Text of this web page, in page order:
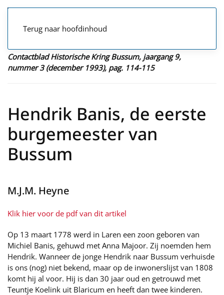
Terug naar hoofdinhoud
Contactblad Historische Kring Bussum, jaargang 9,
nummer 3 (december 1993), pag. 114-115
Hendrik Banis, de eerste
burgemeester van
Bussum
M.J.M. Heyne
Klik hier voor de pdf van dit artikel
Op 13 maart 1778 werd in Laren een zoon geboren van
Michiel Banis, gehuwd met Anna Majoor. Zij noemden hem
Hendrik. Wanneer de jonge Hendrik naar Bussum verhuisde
is ons (nog) niet bekend, maar op de inwonerslijst van 1808
komt hij al voor. Hij is dan 30 jaar oud en getrouwd met
Teuntje Koelink uit Blaricum en heeft dan twee kinderen.